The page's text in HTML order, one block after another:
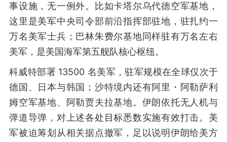
事设施，无一例外。比如卡塔尔乌代德空军基地，
这里是美军中央司令部前沿指挥部驻地，驻扎约一
万名美军士兵；巴林朱费尔基地同样驻有万名左右
美军，是美国海军第五舰队核心枢纽。
科威特部署 13500 名美军，驻军规模在全球仅次于
德国、日本与韩国；沙特境内还有阿里・阿勒萨利
姆空军基地、阿勒贾夫拉基地。伊朗依托无人机与
弹道导弹，对上述各处目标悉数实施有效打击。美
军被迫筹划从相关据点撤军，足以说明伊朗给美方